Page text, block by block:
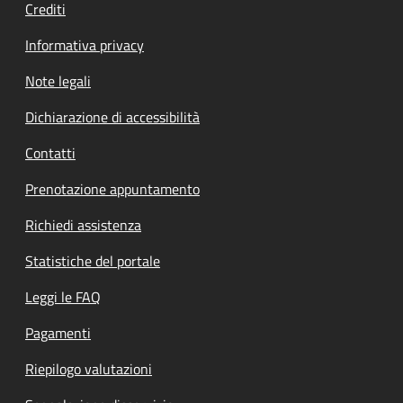
Crediti
Informativa privacy
Note legali
Dichiarazione di accessibilità
Contatti
Prenotazione appuntamento
Richiedi assistenza
Statistiche del portale
Leggi le FAQ
Pagamenti
Riepilogo valutazioni